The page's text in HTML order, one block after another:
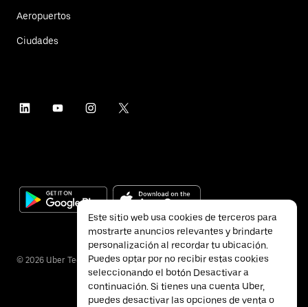
Aeropuertos
Ciudades
© 2026 Uber Technologies Inc.
Este sitio web usa cookies de terceros para
mostrarte anuncios relevantes y brindarte
personalización al recordar tu ubicación.
Puedes optar por no recibir estas cookies
seleccionando el botón Desactivar a
continuación. Si tienes una cuenta Uber,
puedes desactivar las opciones de venta o